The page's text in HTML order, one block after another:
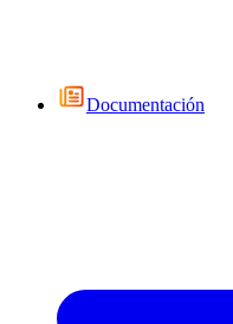
Documentación